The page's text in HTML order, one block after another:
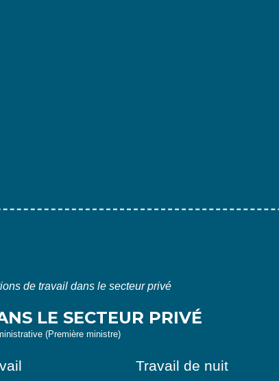
de travail dans le secteur privé
LE SECTEUR PRIVÉ
(Première ministre)
Travail de nuit